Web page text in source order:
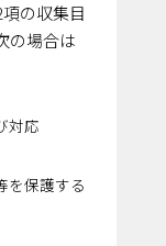
の収集目
の場合は
対応
を保護する